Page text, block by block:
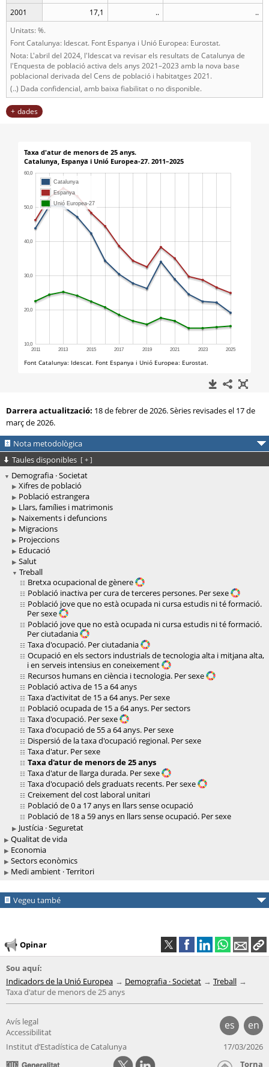
2001
17,1 ..
..
Unitats: %.
Font Catalunya: Idescat. Font Espanya i Unió Europea: Eurostat.
Nota: L'abril del 2024, l'Idescat va revisar els resultats de Catalunya de
l'Enquesta de població activa dels anys 2021–2023 amb la nova base
poblacional derivada del Cens de població i habitatges 2021.
(..) Dada confidencial, amb baixa fiabilitat o no disponible.
dades
Darrera actualització: 18 de febrer de 2026. Sèries revisades el 17 de
març de 2026.
Nota metodològica
Taules disponibles [ + ]
Demografia · Societat
Xifres de població
Població estrangera
Llars, famílies i matrimonis
Naixements i defuncions
Migracions
Projeccions
Educació
Salut
Treball
Bretxa ocupacional de gènere
Població inactiva per cura de terceres persones. Per sexe
Població jove que no està ocupada ni cursa estudis ni té formació.
Per sexe
Població jove que no està ocupada ni cursa estudis ni té formació.
Per ciutadania
Taxa d'ocupació. Per ciutadania
Ocupació en els sectors industrials de tecnologia alta i mitjana alta,
i en serveis intensius en coneixement
Recursos humans en ciència i tecnologia. Per sexe
Població activa de 15 a 64 anys
Taxa d'activitat de 15 a 64 anys. Per sexe
Població ocupada de 15 a 64 anys. Per sectors
Taxa d'ocupació. Per sexe
Taxa d'ocupació de 55 a 64 anys. Per sexe
Dispersió de la taxa d'ocupació regional. Per sexe
Taxa d'atur. Per sexe
Taxa d'atur de menors de 25 anys
Taxa d'atur de llarga durada. Per sexe
Taxa d'ocupació dels graduats recents. Per sexe
Creixement del cost laboral unitari
Població de 0 a 17 anys en llars sense ocupació
Població de 18 a 59 anys en llars sense ocupació. Per sexe
Justícia · Seguretat
Qualitat de vida
Economia
Sectors econòmics
Medi ambient · Territori
Vegeu també
Opinar
Sou aquí:
Indicadors de la Unió Europea
Demografia · Societat
Treball
Taxa d'atur de menors de 25 anys
es en
Avís legal
Accessibilitat
Institut d’Estadística de Catalunya
17/03/2026
Torna